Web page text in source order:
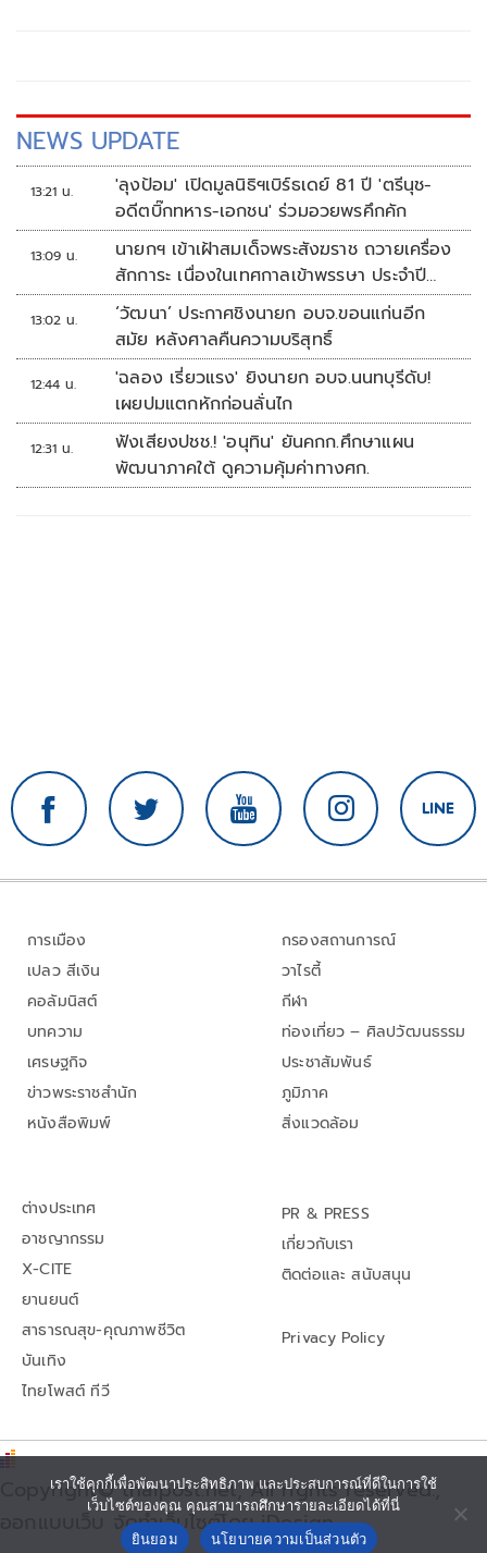
NEWS UPDATE
13:21 น.
'ลุงป้อม' เปิดมูลนิธิฯเบิร์ธเดย์ 81 ปี 'ตรีนุช-
อดีตบิ๊กทหาร-เอกชน' ร่วมอวยพรคึกคัก
13:09 น.
นายกฯ เข้าเฝ้าสมเด็จพระสังฆราช ถวายเครื่อง
สักการะ เนื่องในเทศกาลเข้าพรรษา ประจำปี
2569
13:02 น.
‘วัฒนา’ ประกาศชิงนายก อบจ.ขอนแก่นอีก
สมัย หลังศาลคืนความบริสุทธิ์
12:44 น.
'ฉลอง เรี่ยวแรง' ยิงนายก อบจ.นนทบุรีดับ!
เผยปมแตกหักก่อนลั่นไก
12:31 น.
ฟังเสียงปชช.! 'อนุทิน' ยันคกก.ศึกษาแผน
พัฒนาภาคใต้ ดูความคุ้มค่าทางศก.
การเมือง
เปลว สีเงิน
คอลัมนิสต์
บทความ
เศรษฐกิจ
ข่าวพระราชสำนัก
หนังสือพิมพ์
กรองสถานการณ์
วาไรตี้
กีฬา
ท่องเที่ยว – ศิลปวัฒนธรรม
ประชาสัมพันธ์
ภูมิภาค
สิ่งแวดล้อม
ต่างประเทศ
อาชญากรรม
X-CITE
ยานยนต์
สาธารณสุข-คุณภาพชีวิต
บันเทิง
ไทยโพสต์ ทีวี
PR & PRESS
เกี่ยวกับเรา
ติดต่อและ สนับสนุน
Privacy Policy
Copyright© thaipost.net, All rights reserved.,
ออกแบบเว็บ จัดทำเว็บไซต์โดย iDesign
เราใช้คุกกี้เพื่อพัฒนาประสิทธิภาพ และประสบการณ์ที่ดีในการใช้
เว็บไซต์ของคุณ คุณสามารถศึกษารายละเอียดได้ที่นี่
ยินยอม
นโยบายความเป็นส่วนตัว